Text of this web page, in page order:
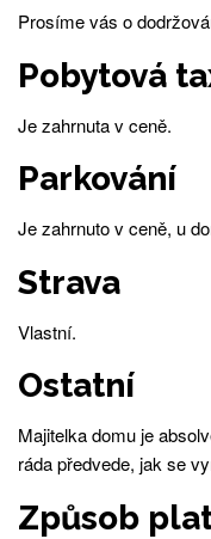
Prosíme vás o
Pobytová
Je zahrnuta v ceně.
Parkování
Je zahrnuto v ceně, u
Strava
Vlastní.
Ostatní
Majitelka domu je
ráda předvede, jak se
Způsob